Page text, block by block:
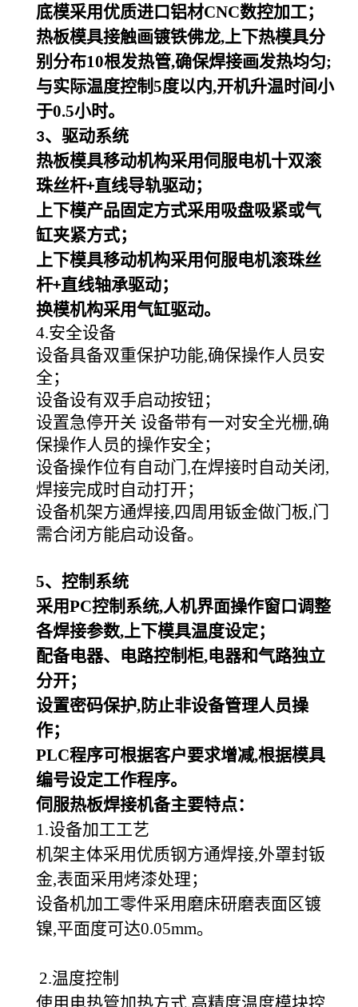
底模采用优质进口铝材CNC数控加工；
热板模具接触画镀铁佛龙,上下热模具分
别分布10根发热管,确保焊接画发热均匀;
与实际温度控制5度以内,开机升温时间小
于0.5小时。
3、驱动系统
热板模具移动机构采用伺服电机十双滚
珠丝杆+直线导轨驱动；
上下模产品固定方式采用吸盘吸紧或气
缸夹紧方式；
上下模具移动机构采用何服电机滚珠丝
杆+直线轴承驱动；
换模机构采用气缸驱动。
4.安全设备
设备具备双重保护功能,确保操作人员安
全；
设备设有双手启动按钮；
设置急停开关 设备带有一对安全光栅,确
保操作人员的操作安全；
设备操作位有自动门,在焊接时自动关闭,
焊接完成时自动打开；
设备机架方通焊接,四周用钣金做门板,门
需合闭方能启动设备。
5、控制系统
采用PC控制系统,人机界面操作窗口调整
各焊接参数,上下模具温度设定；
配备电器、电路控制柜,电器和气路独立
分开；
设置密码保护,防止非设备管理人员操
作；
PLC程序可根据客户要求增减,根据模具
编号设定工作程序。
伺服热板焊接机备主要特点：
1.设备加工工艺
机架主体采用优质钢方通焊接,外罩封钣
金,表面采用烤漆处理；
设备机加工零件采用磨床研磨表面区镀
镍,平面度可达0.05mm。
2.温度控制
使用电热管加热方式,高精度温度模块控